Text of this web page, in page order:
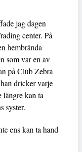
jag dagen
center. På
hembrända
som var en av
på Club Zebra
dricker varje
längre kan ta
syster.
ens kan ta hand